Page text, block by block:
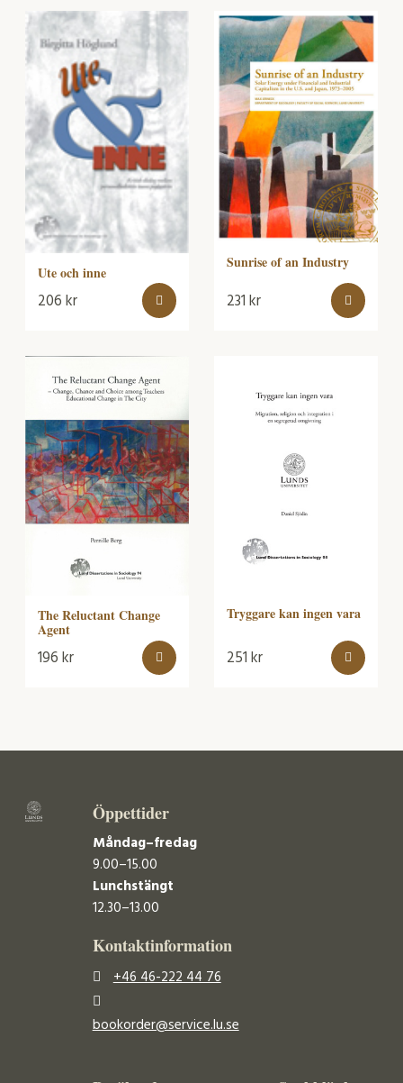
Ute och inne
206kr
Sunrise of an Industry
231kr
The Reluctant Change
Agent
196kr
Tryggare kan ingen vara
251kr
Öppettider
Måndag–fredag
9.00–15.00
Lunchstängt
12.30–13.00
Kontaktinformation
+46 46-222 44 76
bookorder@service.lu.se